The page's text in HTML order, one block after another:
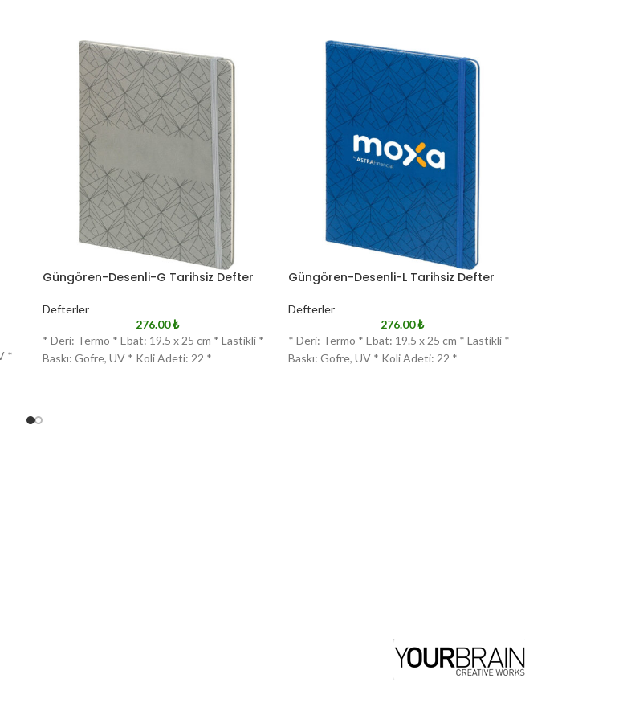
*
Güngören-Desenli-G Tarihsiz Defter
Defterler
276.00₺
* Deri: Termo * Ebat: 19.5 x 25 cm * Lastikli *
Baskı: Gofre, UV * Koli Adeti: 22 *
Güngören-Desenli-L Tarihsiz Defter
Defterler
276.00₺
* Deri: Termo * Ebat: 19.5 x 25 cm * Lastikli *
Baskı: Gofre, UV * Koli Adeti: 22 *